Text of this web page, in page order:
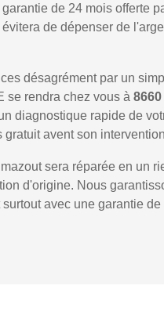
de 24 mois offerte
de dépenser de
désagrément par un
se rendra chez vous à
diagnostique rapide de
avent son
sera réparée en un
d'origine. Nous
avec une garantie de